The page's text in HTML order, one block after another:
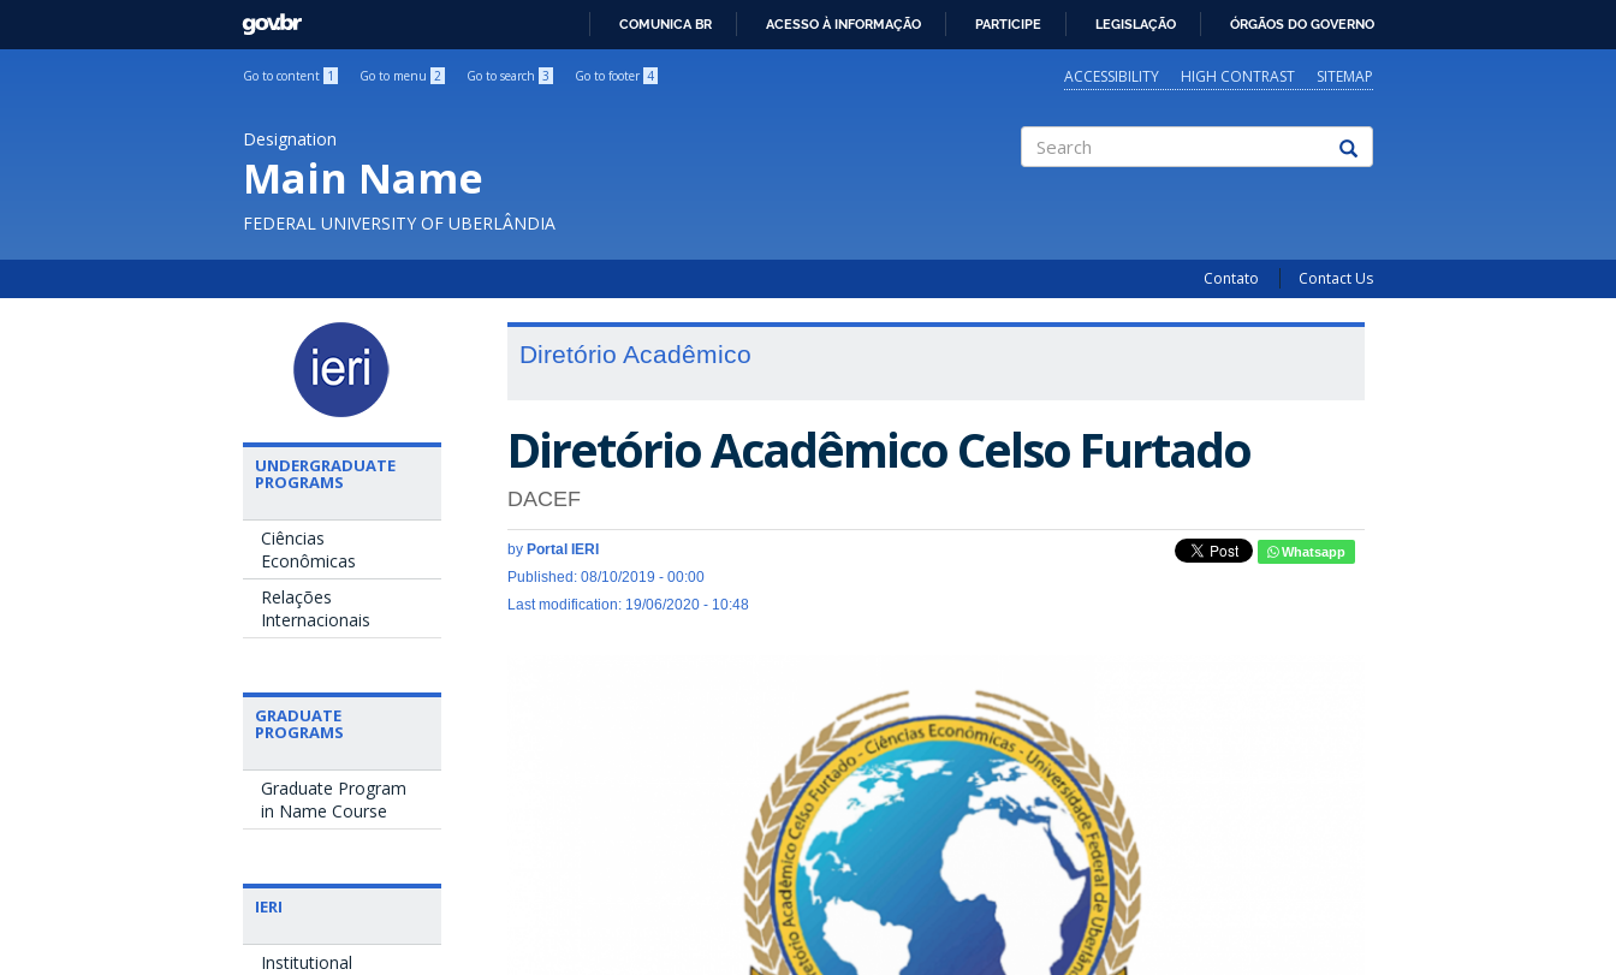
GOVBR
COMUNICA BR ACESSO À INFORMAÇÃO PARTICIPE LEGISLAÇÃO ÓRGÃOS DO GOVERNO
Go to content 1 Go to menu 2 Go to search 3 Go to footer 4 ACCESSIBILITY HIGH CONTRAST SITEMAP
Designation
Main Name
FEDERAL UNIVERSITY OF UBERLÂNDIA
Contato Contact Us
UNDERGRADUATE
PROGRAMS
Ciências
Econômicas
Relações
Internacionais
GRADUATE
PROGRAMS
Graduate Program
in Name Course
IERI
Institutional
Diretório Acadêmico
Diretório Acadêmico Celso Furtado
DACEF
by Portal IERI
Published: 08/10/2019 - 00:00
Last modification: 19/06/2020 - 10:48
Whatsapp